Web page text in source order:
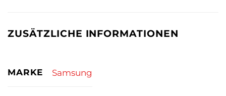
ZUSÄTZLICHE INFORMATIONEN
MARKE Samsung